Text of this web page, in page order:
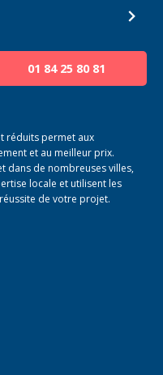
01 84 25 80 81
réduits permet aux
et au meilleur prix.
dans de nombreuses villes,
locale et utilisent les
de votre projet.